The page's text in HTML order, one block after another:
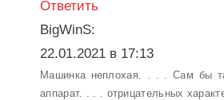
Ответить
BigWinS:
22.01.2021 в 17:13
Машинка неплохая. . . . Сам бы
аппарат. . . . отрицательных